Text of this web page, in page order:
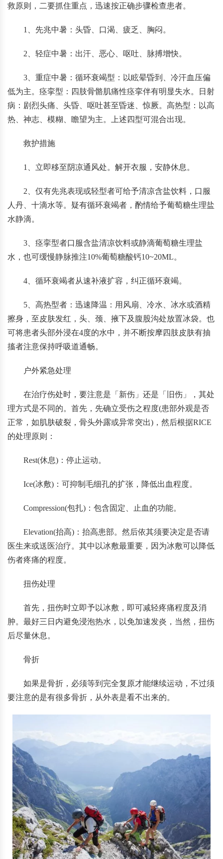
救原则，二要抓住重点，迅速按正确步骤检查患者。
1、先兆中暑：头昏、口渴、疲乏、胸闷。
2、轻症中暑：出汗、恶心、呕吐、脉搏增快。
3、重症中暑：循环衰竭型：以眩晕昏到、冷汗血压偏
低为主。痉挛型：四肢骨骼肌痛性痉挛伴有明显失水。日射
病：剧烈头痛、头昏、呕吐甚至昏迷、惊厥。高热型：以高
热、神志、模糊、瞻望为主。上述四型可混合出现。
救护措施
1、立即移至阴凉通风处。解开衣服，安静休息。
2、仅有先兆表现或轻型者可给予清凉含盐饮料，口服
人丹、十滴水等。疑有循环衰竭者，酌情给予葡萄糖生理盐
水静滴。
3、痉挛型者口服含盐清凉饮料或静滴葡萄糖生理盐
水，也可缓慢静脉推注10%葡萄糖酸钙10~20ML。
4、循环衰竭者从速补液扩容，纠正循环衰竭。
5、高热型者：迅速降温：用风扇、冷水、冰水或酒精
擦身，至皮肤发红，头、颈、掖下及腹股沟处放置冰袋。也
可将患者头部外浸在4度的水中，并不断按摩四肢皮肤有抽
搐者注意保持呼吸道通畅。
户外紧急处理
在治疗伤处时，要注意是「新伤」还是「旧伤」，其处
理方式是不同的。首先，先确立受伤之程度(患部外观是否
正常，如肌肤破裂，骨头外露或异常突出)，然后根据RICE
的处理原则：
Rest(休息)：停止运动。
Ice(冰敷)：可抑制毛细孔的扩张，降低出血程度。
Compression(包扎)：包含固定、止血的功能。
Elevation(抬高)：抬高患部。然后依其须要决定是否请
医生来或送医治疗。其中以冰敷最重要，因为冰敷可以降低
伤者疼痛的程度。
扭伤处理
首先，扭伤时立即予以冰敷，即可减轻疼痛程度及消
肿。最好三日内避免浸泡热水，以免加速发炎，当然，扭伤
后尽量休息。
骨折
如果是骨折，必须等到完全复原才能继续运动，不过须
要注意的是有很多骨折，从外表是看不出来的。